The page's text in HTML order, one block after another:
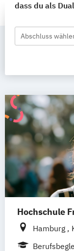
dass du als
Abschluss
Hochschule
Hamburg
Frankfurt